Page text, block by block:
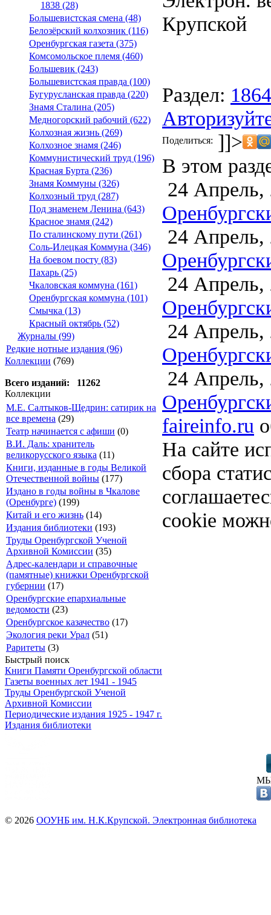
1838 (28)
Большевистская смена (48)
Белозёрский колхозник (116)
Оренбургская газета (375)
Комсомольское племя (460)
Большевик (243)
Большевистская правда (100)
Бугурусланская правда (220)
Знамя Сталина (205)
Медногорский рабочий (622)
Колхозная жизнь (269)
Колхозное знамя (246)
Коммунистический труд (196)
Красная Бурта (236)
Знамя Коммуны (326)
Колхозный труд (287)
Под знаменем Ленина (643)
Красное знамя (242)
По сталинскому пути (261)
Соль-Илецкая Коммуна (346)
На боевом посту (83)
Пахарь (25)
Чкаловская коммуна (161)
Оренбургская коммуна (101)
Смычка (13)
Красный октябрь (52)
Журналы (99)
Редкие нотные издания (96)
Коллекции (769)
Всего изданий: 11262
Коллекции
М.Е. Салтыков-Щедрин: сатирик на
все времена (29)
Театр начинается с афиши (0)
В.И. Даль: хранитель
великорусского языка (11)
Книги, изданные в годы Великой
Отечественной войны (177)
Издано в годы войны в Чкалове
(Оренбурге) (199)
Китай и его жизнь (14)
Издания библиотеки (193)
Труды Оренбургской Ученой
Архивной Комиссии (35)
Адрес-календари и справочные
(памятные) книжки Оренбургской
губернии (17)
Оренбургские епархиальные
ведомости (23)
Оренбургское казачество (17)
Экология реки Урал (51)
Раритеты (3)
Быстрый поиск
Книги Памяти Оренбургской области
Газеты военных лет 1941 - 1945
Труды Оренбургской Ученой
Архивной Комиссии
Периодические издания 1925 - 1947 г.
Издания библиотеки
Крупской
Раздел: 1864
Поделиться: ]]>
В этом
24 Апрель,
24 Апрель,
24 Апрель,
24 Апрель,
24 Апрель,
faireinfo.ru
На сайте
сбора
cookie
© 2026 ООУНБ им. Н.К.Крупской. Электронная библиотека